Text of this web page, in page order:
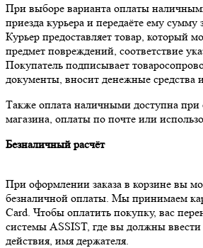
При выборе варианта оплаты
приезда курьера и передаёте ему сумму
Курьер предоставляет товар, который
предмет повреждений, соответствие
Покупатель подписывает
документы, вносит денежные средства
Также оплата наличными доступна при
магазина, оплаты по почте или
Безналичный расчёт
При оформлении заказа в корзине вы
безналичной оплаты. Мы принимаем
Card. Чтобы оплатить покупку, вас
системы ASSIST, где вы должны
действия, имя держателя.